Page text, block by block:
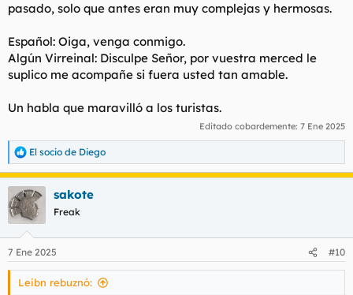
pasado, solo que antes eran muy complejas y hermosas.
Español: Oiga, venga conmigo.
Algún Virreinal: Disculpe Señor, por vuestra merced le
suplico me acompañe si fuera usted tan amable.
Un habla que maravilló a los turistas.
Editado cobardemente: 7 Ene 2025
R
e
a
c
c
i
e
s
El socio de Diego
sakote
Freak
7 Ene 2025 #10
Leibn rebuznó: